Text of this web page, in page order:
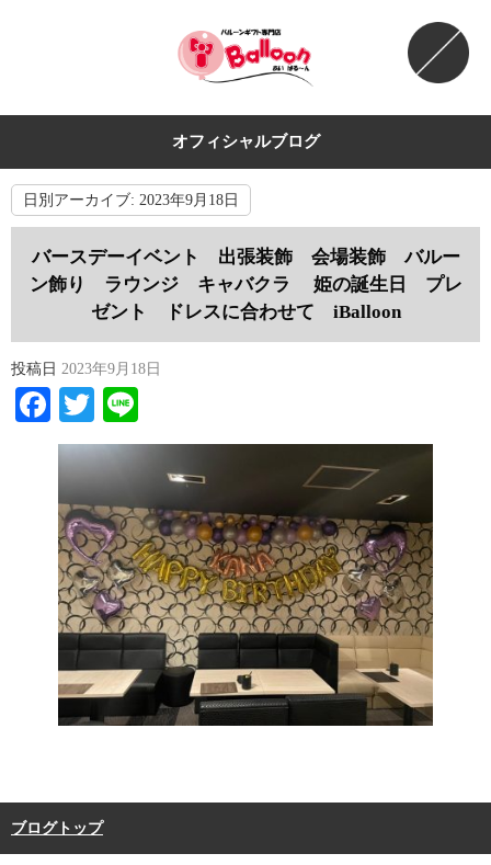
オフィシャルブログ
日別アーカイブ: 2023年9月18日
バースデーイベント 出張装飾 会場装飾 バルー
ン飾り ラウンジ キャバクラ 姫の誕生日 プレ
ゼント ドレスに合わせて iBalloon
投稿日 2023年9月18日
Facebook
Twitter
ブログトップ